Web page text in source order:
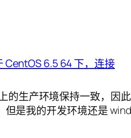
CentOS 6.5 64 下，连接
的生产环境保持一致，因
但是我的开发环境还是